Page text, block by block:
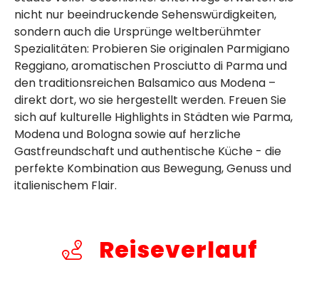
nicht nur beeindruckende Sehenswürdigkeiten,
sondern auch die Ursprünge weltberühmter
Spezialitäten: Probieren Sie originalen Parmigiano
Reggiano, aromatischen Prosciutto di Parma und
den traditionsreichen Balsamico aus Modena –
direkt dort, wo sie hergestellt werden. Freuen Sie
sich auf kulturelle Highlights in Städten wie Parma,
Modena und Bologna sowie auf herzliche
Gastfreundschaft und authentische Küche - die
perfekte Kombination aus Bewegung, Genuss und
italienischem Flair.
Reiseverlauf